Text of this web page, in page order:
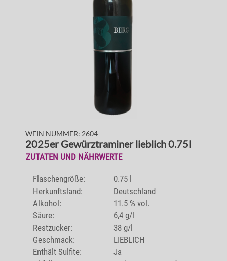
WEIN NUMMER: 2604
2025er Gewürztraminer lieblich 0.75l
ZUTATEN UND NÄHRWERTE
Flaschengröße:
0.75 l
Herkunftsland:
Deutschland
Alkohol:
11.5 % vol.
Säure:
6,4 g/l
Restzucker:
38 g/l
Geschmack:
LIEBLICH
Enthält Sulfite:
Ja